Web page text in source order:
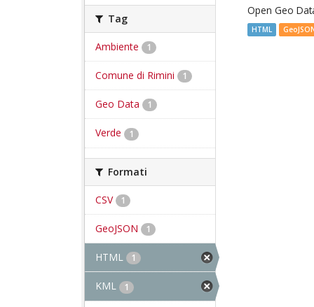
Tag
Ambiente 1
Comune di Rimini 1
Geo Data 1
Verde 1
Formati
CSV 1
GeoJSON 1
HTML 1
KML 1
Open Geo
HTML